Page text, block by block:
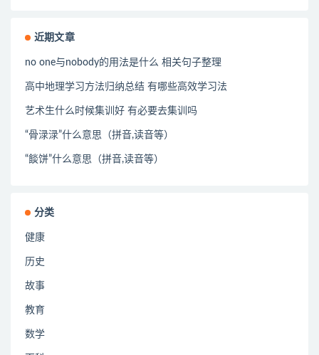
近期文章
no one与nobody的用法是什么 相关句子整理
高中地理学习方法归纳总结 有哪些高效学习法
艺术生什么时候集训好 有必要去集训吗
“骨渌渌”什么意思（拼音,读音等）
“餤饼”什么意思（拼音,读音等）
分类
健康
历史
故事
教育
数学